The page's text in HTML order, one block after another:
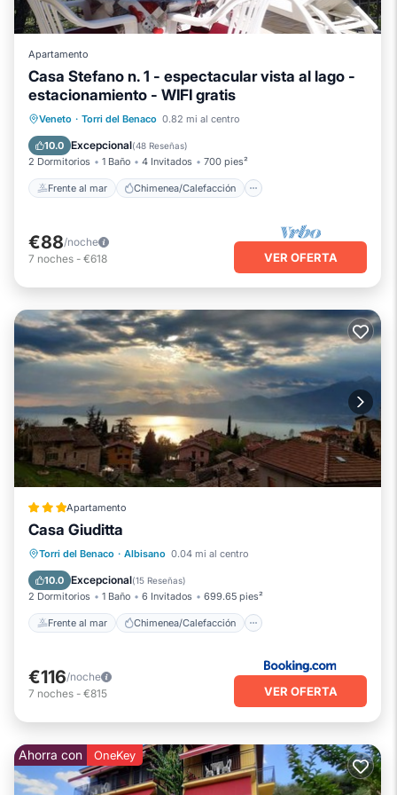
Apartamento
Casa Stefano n. 1 - espectacular vista al lago -
estacionamiento - WIFI gratis
Veneto · Torri del Benaco 0.82 mi al centro
10.0 Excepcional(48 Reseñas)
2 Dormitorios 1 Baño 4 Invitados 700 pies²
Frente al mar Chimenea/Calefacción
Frente al mar
Chimenea/Calefacción
Vista al mar
Balcón/Terraza
€88/noche
7 noches - €618 VER OFERTA
Apartamento
Casa Giuditta
Torri del Benaco · Albisano 0.04 mi al centro
10.0 Excepcional(15 Reseñas)
2 Dormitorios 1 Baño 6 Invitados 699.65 pies²
Frente al mar Chimenea/Calefacción
Frente al mar
Chimenea/Calefacción
Vista al mar
Vistas
€116/noche
7 noches - €815 VER OFERTA
Ahorra con OneKey